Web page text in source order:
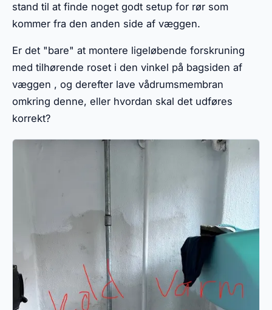
stand til at finde noget godt setup for rør som
kommer fra den anden side af væggen.
Er det "bare" at montere ligeløbende forskruning
med tilhørende roset i den vinkel på bagsiden af
væggen , og derefter lave vådrumsmembran
omkring denne, eller hvordan skal det udføres
korrekt?